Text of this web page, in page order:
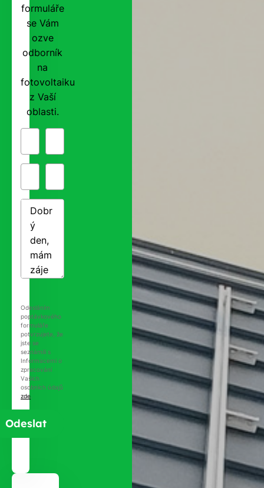
formuláře
se Vám
ozve
odborník
na
fotovoltaiku
z Vaší
oblasti.
Odesláním
poptávkového
formuláře
potvrzujete, že
jste se
seznámili s
Informacemi o
zpracování
Vašich
osobních údajů
zde